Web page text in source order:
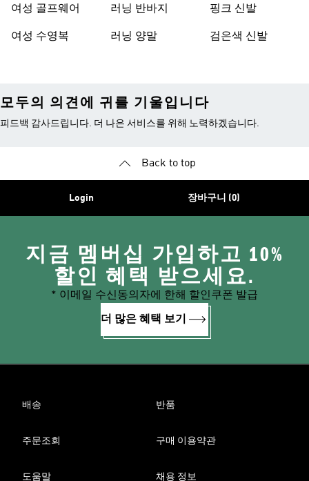
여성 골프웨어
여성 수영복
러닝 반바지
러닝 양말
핑크 신발
검은색 신발
모두의 의견에 귀를 기울입니다
피드백 감사드립니다. 더 나은 서비스를 위해 노력하겠습니다.
Back to top
Login 장바구니 (0)
지금 멤버십 가입하고 10%
할인 혜택 받으세요.
* 이메일 수신동의자에 한해 할인쿠폰 발급
더 많은 혜택 보기
배송 반품
주문조회 구매 이용약관
도움말 채용 정보